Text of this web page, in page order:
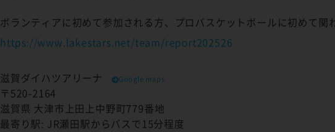
ボランティアに初めて参加される方、プロバスケットボールに初めて関
https://www.lakestars.net/team/report202526
滋賀ダイハツアリーナ Google maps
〒520-2164
滋賀県 大津市上田上中野町779番地
最寄り駅: JR瀬田駅からバスで15分程度